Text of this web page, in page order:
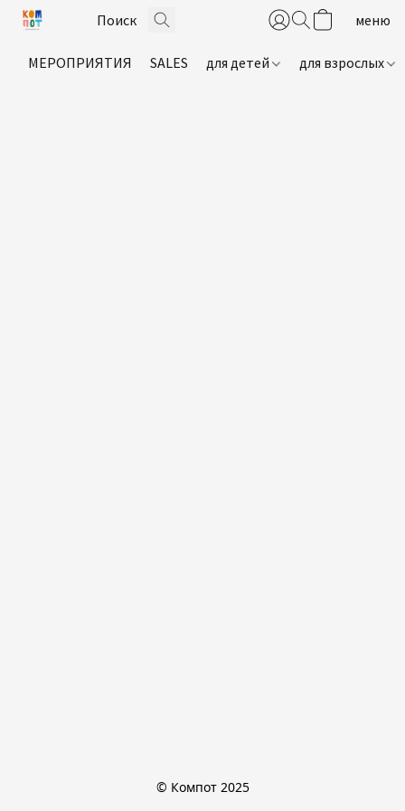
МЕРОПРИЯТИЯ SALES для детей для взрослых
© Компот 2025